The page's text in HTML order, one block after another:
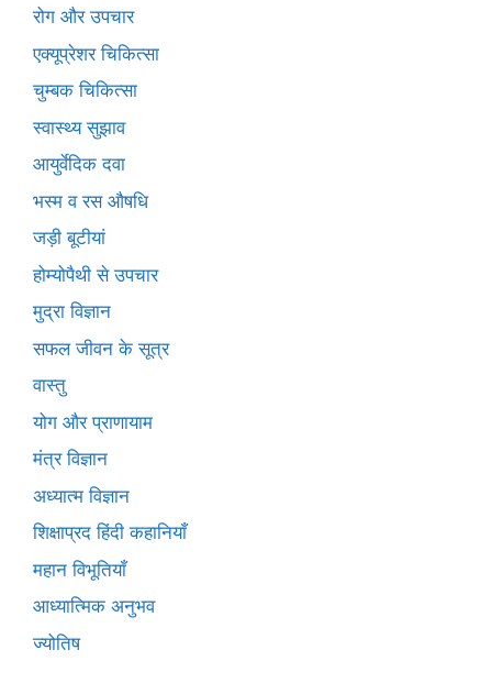
रोग और उपचार
एक्यूप्रेशर चिकित्सा
चुम्बक चिकित्सा
स्वास्थ्य सुझाव
आयुर्वेदिक दवा
भस्म व रस औषधि
जड़ी बूटीयां
होम्योपैथी से उपचार
मुद्रा विज्ञान
सफल जीवन के सूत्र
वास्तु
योग और प्राणायाम
मंत्र विज्ञान
अध्यात्म विज्ञान
शिक्षाप्रद हिंदी कहानियाँ
महान विभूतियाँ
आध्यात्मिक अनुभव
ज्योतिष